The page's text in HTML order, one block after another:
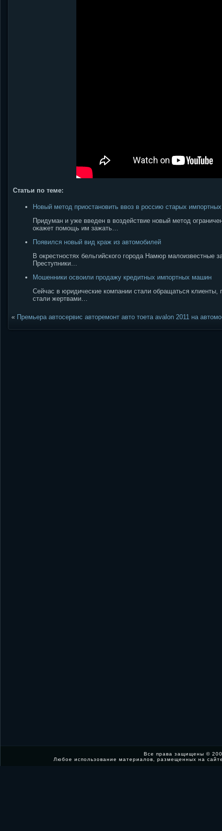
Статьи по теме:
Новый метод приостановить ввоз в россию старых
Придуман и уже введен в воздействие новый метод
окажет помощь им зажать…
Появился новый вид краж из автомобилей
В окрестностях бельгийского города Намюр
Преступники…
Мошенники освоили продажу кредитных импортных машин
Сейчас в юридические компании стали обращаться
стали жертвами…
« Премьера автосервис авторемонт авто тоета avalon 2011 на
Все права защищены ©
Любое использование материалов, размещенных на